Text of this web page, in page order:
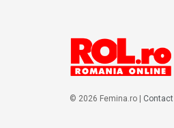
© 2026 Femina.ro | Contact